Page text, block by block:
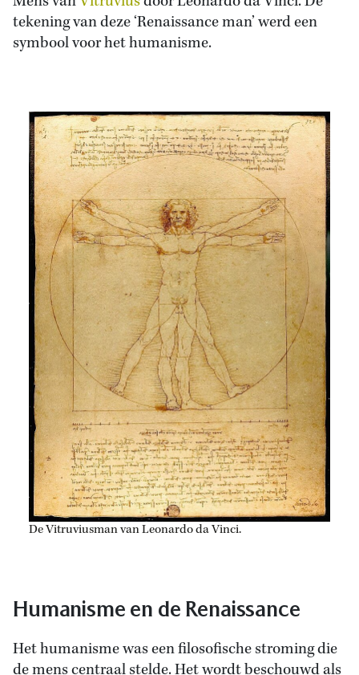
tekening van deze ‘Renaissance man’ werd een
symbool voor het humanisme.
De Vitruviusman van Leonardo da Vinci.
Humanisme en de Renaissance
Het humanisme was een filosofische stroming die
de mens centraal stelde. Het wordt beschouwd als